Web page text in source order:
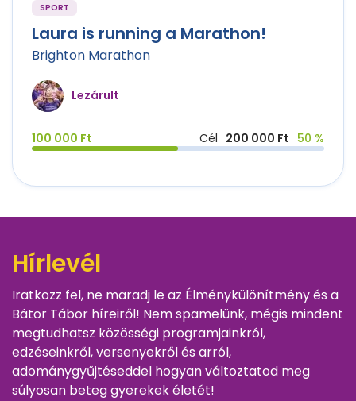
SPORT
Laura is running a Marathon!
Brighton Marathon
Lezárult
100 000 Ft Cél 200 000 Ft 50 %
Hírlevél
Iratkozz fel, ne maradj le az Élménykülönítmény és a
Bátor Tábor híreiről! Nem spamelünk, mégis mindent
megtudhatsz közösségi programjainkról,
edzéseinkről, versenyekről és arról,
adománygyűjtéseddel hogyan változtatod meg
súlyosan beteg gyerekek életét!